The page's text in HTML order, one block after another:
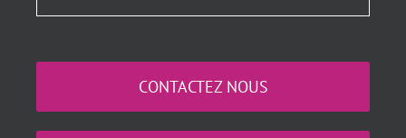
CONTACTEZ NOUS